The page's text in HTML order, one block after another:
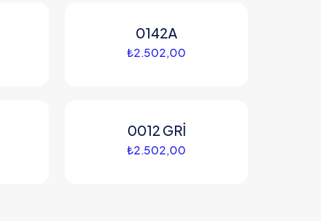
0142A
₺2.502,00
0012 GRİ
₺2.502,00